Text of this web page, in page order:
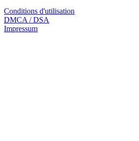
Conditions d'utilisation
DMCA / DSA
Impressum